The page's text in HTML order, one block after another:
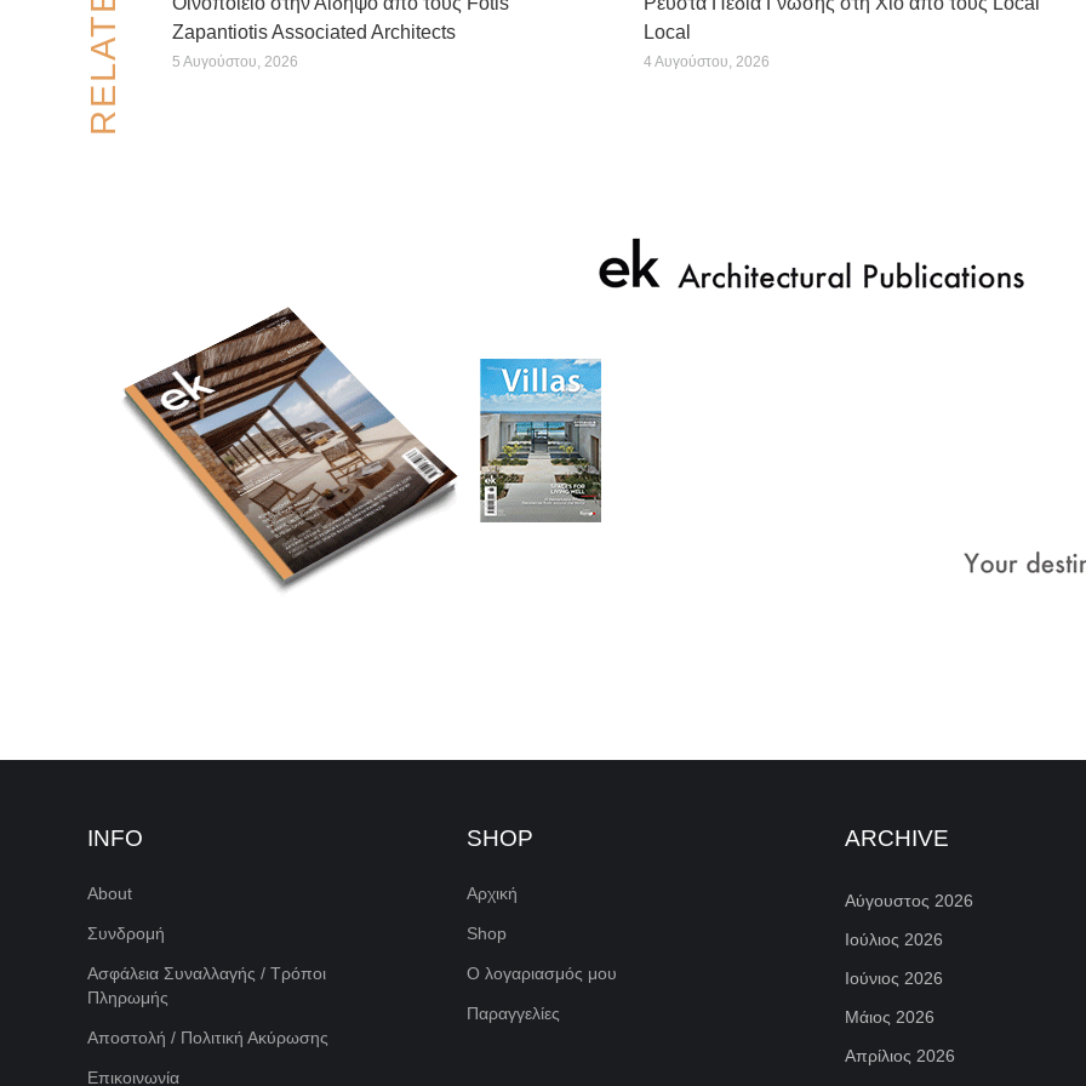
Zapantiotis Associated Architects
5 Αυγούστου, 2026
Local
4 Αυγούστου, 2026
INFO
About
Συνδρομή
Ασφάλεια Συναλλαγής / Τρόποι
Πληρωμής
Αποστολή / Πολιτική Ακύρωσης
Επικοινωνία
SHOP
Αρχική
Shop
Ο λογαριασμός μου
Παραγγελίες
ARCHIVE
Αύγουστος 2026
Ιούλιος 2026
Ιούνιος 2026
Μάιος 2026
Απρίλιος 2026